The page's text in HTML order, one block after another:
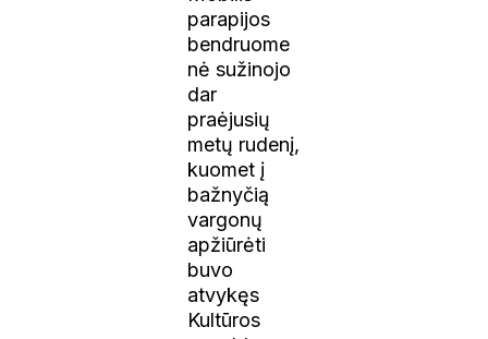
parapijos
bendruome
nė sužinojo
dar
praėjusių
metų rudenį,
kuomet į
bažnyčią
vargonų
apžiūrėti
buvo
atvykęs
Kultūros